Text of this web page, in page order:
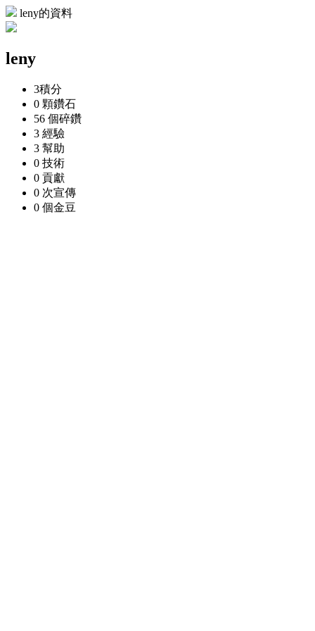
leny的資料
leny
3積分
0 顆鑽石
56 個碎鑽
3 經驗
3 幫助
0 技術
0 貢獻
0 次宣傳
0 個金豆